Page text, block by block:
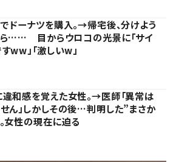
ドーナツを購入。→帰宅後、分けよう
ら…… 目からウロコの光景に「サイ
ww」「激しいw」
和感を覚えた女性。→医師「異常は
ん」しかしその後…判明した”まさか
女性の現在に迫る